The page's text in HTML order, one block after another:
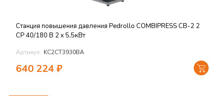
Станция повышения давления Pedrollo COMBIPRESS CB-2 2
CP 40/180 B 2 х 5,5кВт
Артикул: KC2CT3930BA
640 224₽